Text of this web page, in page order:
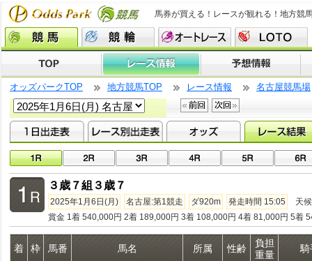
馬券が買える！レースが観れる！地方競
オッズパークTOP 地方競馬TOP レース情報 名古屋競馬場
３歳７組３歳７
2025年1月6日(月) 名古屋:第1競走 ダ920m 発走時間 15:05
天候
賞金 1着 540,000円 2着 189,000円 3着 108,000円 4着 81,000円 5着
着 枠 馬番 馬名 所属 性齢
負担
重量
騎